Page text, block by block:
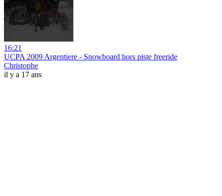
16:21
UCPA 2009 Argentiere - Snowboard hors piste freeride
Christophe
il y a 17 ans